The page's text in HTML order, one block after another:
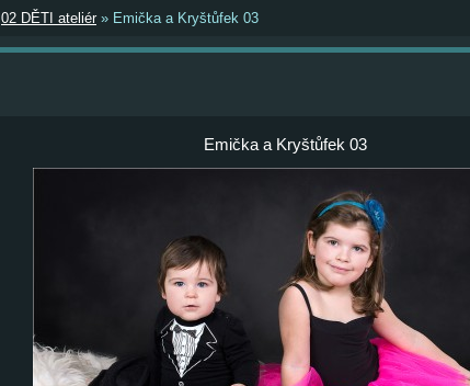
02 DĚTI ateliér » Emička a Kryštůfek 03
Emička a Kryštůfek 03